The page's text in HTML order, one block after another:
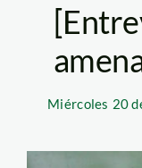
Miércoles 20